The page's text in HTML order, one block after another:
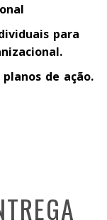
para
de ação.